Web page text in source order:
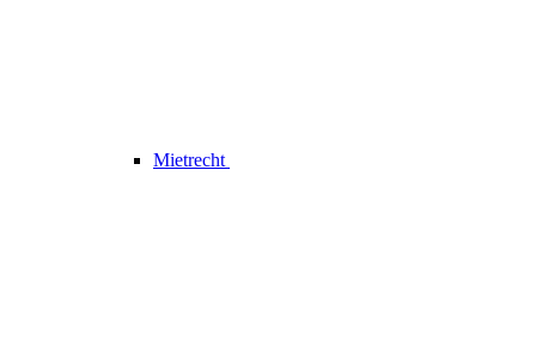
Mietrecht